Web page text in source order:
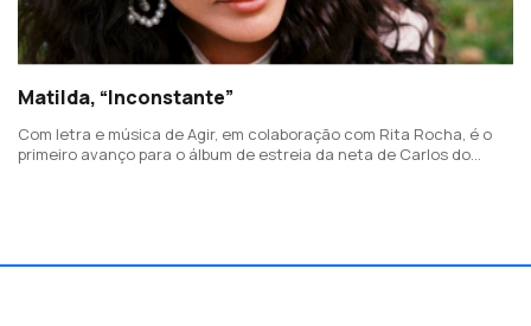
Matilda, “Inconstante”
Com letra e música de Agir, em colaboração com Rita Rocha, é o
primeiro avanço para o álbum de estreia da neta de Carlos do